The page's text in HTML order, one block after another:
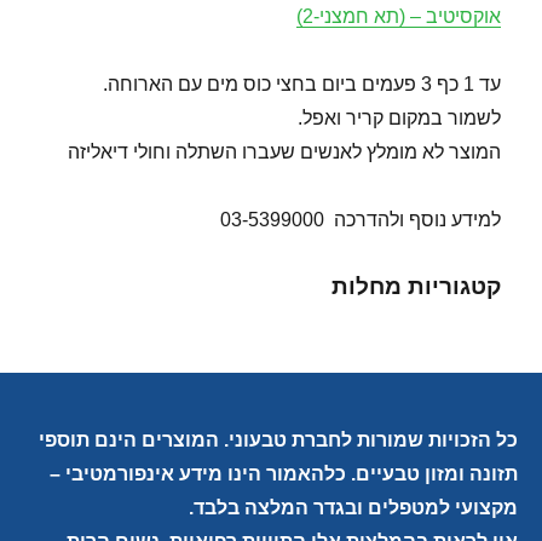
אוקסיטיב – (תא חמצני-2)
עד 1 כף 3 פעמים ביום בחצי כוס מים עם הארוחה.
לשמור במקום קריר ואפל.
המוצר לא מומלץ לאנשים שעברו השתלה וחולי דיאליזה
למידע נוסף ולהדרכה 03-5399000
קטגוריות מחלות
כל הזכויות שמורות לחברת טבעוני. המוצרים הינם תוספי
תזונה ומזון טבעיים. כלהאמור הינו מידע אינפורמטיבי –
מקצועי למטפלים ובגדר המלצה בלבד.